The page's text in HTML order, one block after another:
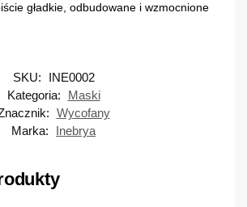
gładkie, odbudowane i wzmocnione
SKU:
INE0002
Kategoria:
Maski
Wycofany
Marka:
Inebrya